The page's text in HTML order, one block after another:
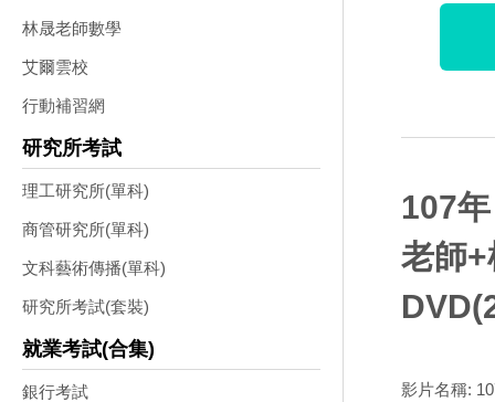
林晟老師數學
艾爾雲校
行動補習網
研究所考試
理工研究所(單科)
商管研究所(單科)
文科藝術傳播(單科)
研究所考試(套裝)
就業考試(合集)
銀行考試
107
老師
影片名稱: